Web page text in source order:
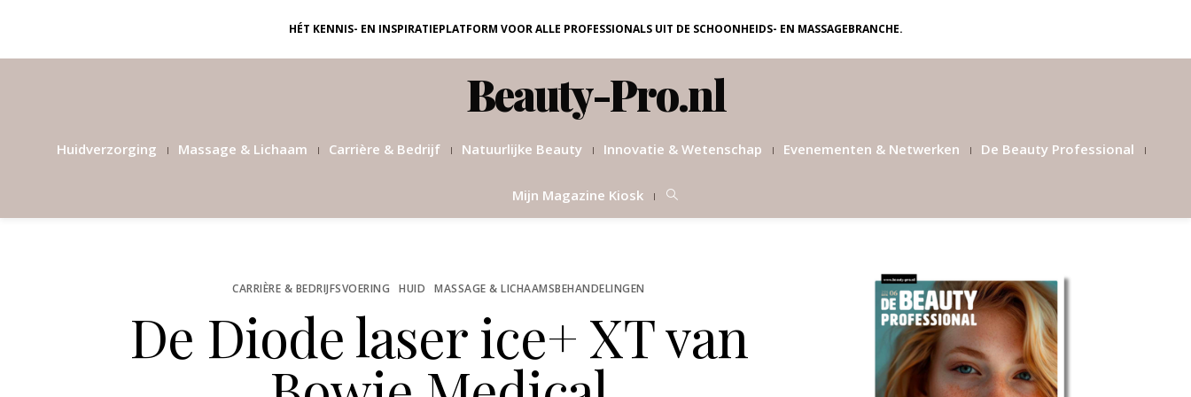
HÉT KENNIS- EN INSPIRATIEPLATFORM VOOR ALLE PROFESSIONALS UIT DE SCHOONHEIDS- EN MASSAGEBRANCHE.
Beauty-Pro.nl
Huidverzorging Massage & Lichaam Carrière & Bedrijf Natuurlijke Beauty Innovatie & Wetenschap Evenementen & Netwerken De Beauty Professional
Mijn Magazine Kiosk
CARRIÈRE & BEDRIJFSVOERING HUID MASSAGE & LICHAAMSBEHANDELINGEN
De Diode laser ice+ XT van